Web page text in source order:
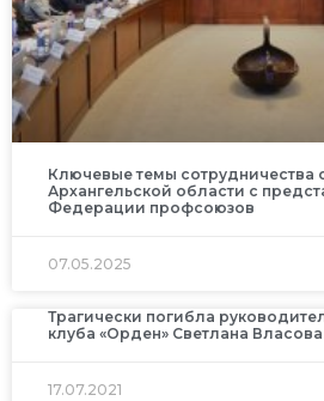
Ключевые темы сотрудничества
Архангельской области с
Федерации профсоюзов
07.05.2025
Трагически погибла
клуба «Орден» Светлана Власова
17.07.2021